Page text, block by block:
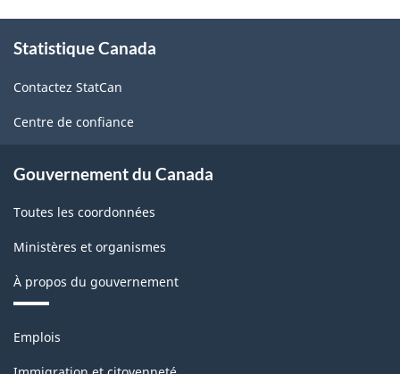
propos
ce
site
Statistique Canada
Contactez StatCan
Centre de confiance
Gouvernement du Canada
Toutes les coordonnées
Ministères et organismes
À propos du gouvernement
Thèmes
sujets
Emplois